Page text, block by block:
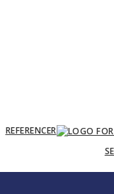
REFERENCER